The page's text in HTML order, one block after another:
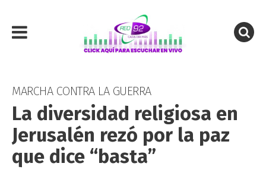
MARCHA CONTRA LA GUERRA
La diversidad religiosa en
Jerusalén rezó por la paz
que dice “basta”